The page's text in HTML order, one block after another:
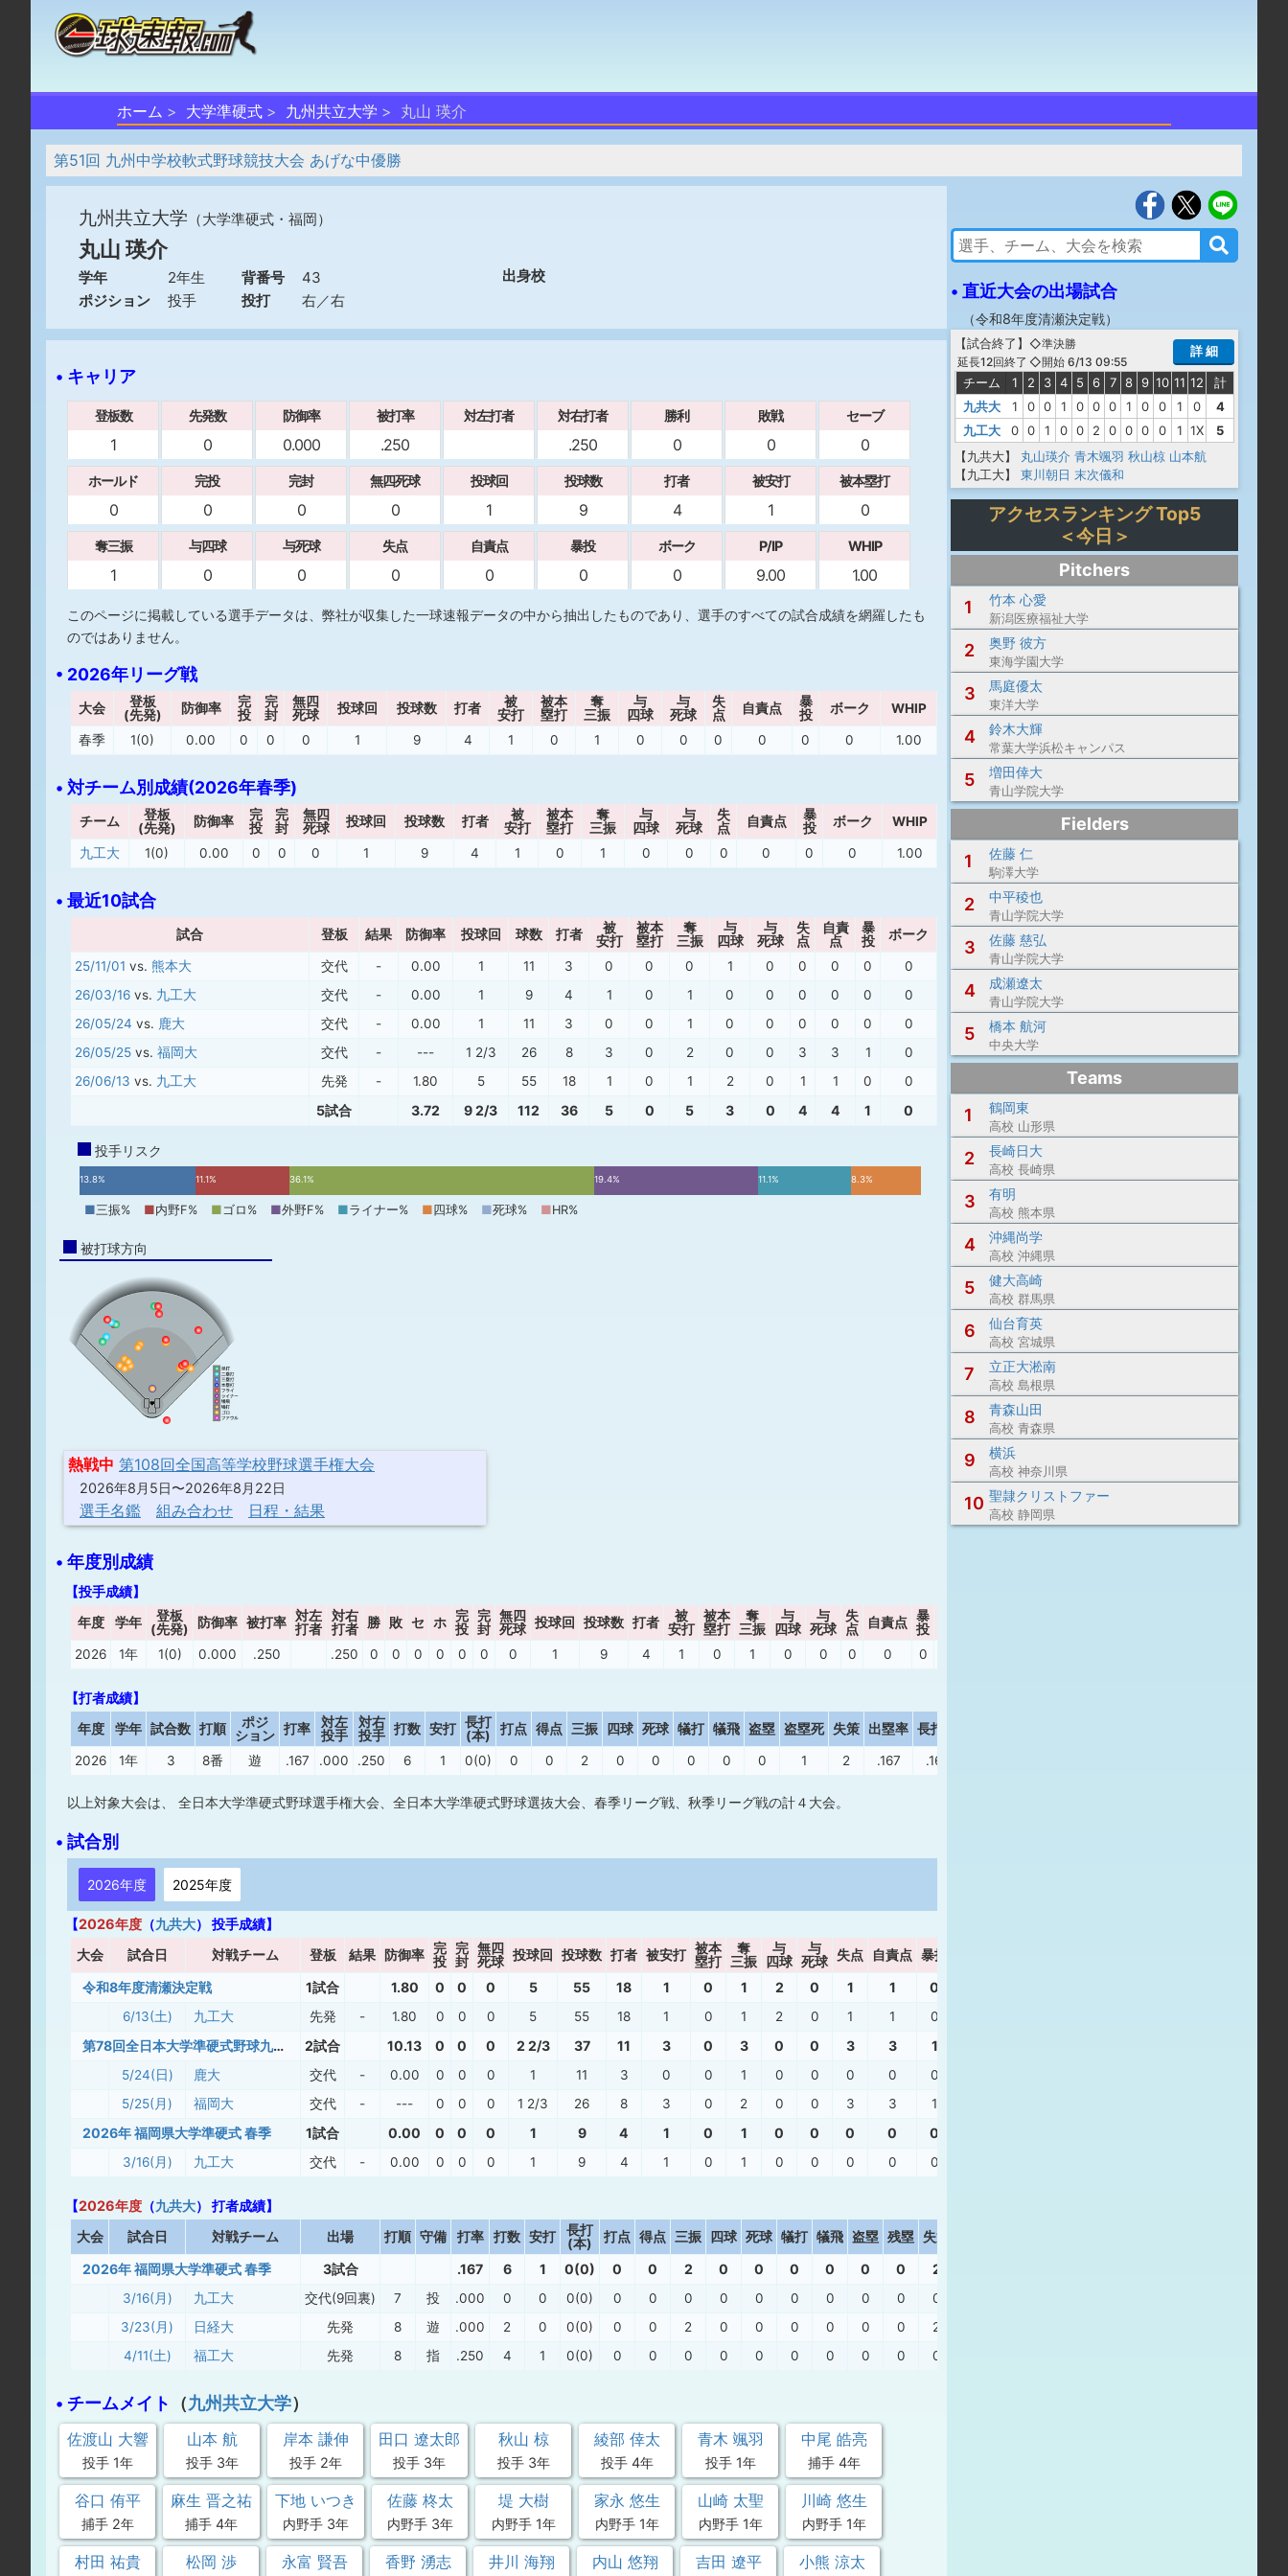
ホーム 大学準硬式 九州共立大学 丸山 瑛介
第51回 九州中学校軟式野球競技大会 あげな中優勝
九州共立大学 （大学準硬式・福岡）
丸山 瑛介
学年 2年生 背番号
43
ポジション
投手 投打 右／右
出身校
• キャリア
登板数
1
先発数
0
防御率
0.000
被打率
.250
対左打者 対右打者
.250
勝利
0
敗戦
0
セーブ
0
ホールド
0
完投
0
完封
0
無四死球
0
投球回
1
投球数
9
打者
4
被安打
1
被本塁打
0
奪三振
1
与四球
0
与死球
0
失点
0
自責点
0
暴投
0
ボーク
0
P/IP
9.00
WHIP
1.00
このページに掲載している選手データは、弊社が収集した一球速報データの中から抽出したものであり、選手のすべての試合成績を網羅したも
のではありません。
• 2026年リーグ戦
大会
登板
(先発)
防御率
完
投
完
封
無四
死球
投球回 投球数 打者
被
安打
被本
塁打
奪
三振
与
四球
与
死球
失
点
自責点
暴
投
ボーク WHIP
春季 1(0) 0.00 0 0 0 1 9 4 1 0 1 0 0 0 0 0 0 1.00
• 対チーム別成績(2026年春季)
チーム
登板
(先発)
防御率
完
投
完
封
無四
死球
投球回 投球数 打者
被
安打
被本
塁打
奪
三振
与
四球
与
死球
失
点
自責点
暴
投
ボーク WHIP
九工大 1(0) 0.00 0 0 0 1 9 4 1 0 1 0 0 0 0 0 0 1.00
• 最近10試合
試合 登板 結果 防御率 投球回 球数 打者
被
安打
被本
塁打
奪
三振
与
四球
与
死球
失
点
自責
点
暴
投
ボーク
25/11/01 vs. 熊本大 交代 - 0.00 1 11 3 0 0 0 1 0 0 0 0
0
26/03/16 vs. 九工大 交代 - 0.00 1 9 4 1 0 1 0 0 0 0 0
0
26/05/24 vs. 鹿大 交代 - 0.00 1 11 3 0 0 1 0 0 0 0 0
0
26/05/25 vs. 福岡大 交代 - --- 1 2/3 26 8 3 0 2 0 0 3 3 1
0
26/06/13 vs. 九工大 先発 - 1.80 5 55 18 1 0 1 2 0 1 1 0 0
5試合 3.72 9 2/3 112 36 5 0 5 3 0 4 4 1 0
投手リスク
13.8% 11.1% 36.1% 19.4% 11.1% 8.3%
■三振% ■内野F% ■ゴロ% ■外野F% ■ライナー% ■ 四球% ■死球% ■HR%
被打球方向
熱戦中 第108回全国高等学校野球選手権大会
2026年8月5日〜2026年8月22日
選手名鑑 組み合わせ 日程・結果
• 年度別成績
【投手成績】
年度 学年
登板
(先発)
防御率 被打率 対左
打者
対右
打者
勝 敗 セ ホ
完
投
完
封
無四
死球 投球回 投球数 打者
被
安打
被本
塁打
奪
三振
与
四球
与
死球
失
点
自責点 暴
投
2026 1年 1(0) 0.000 .250 .250 0 0 0 0 0 0 0 1 9 4 1 0 1 0 0 0 0 0
【打者成績】
年度 学年 試合数 打順
ポジ
ション 打率
対左
投手
対右
投手 打数 安打 長打
(本)
打点 得点 三振 四球 死球 犠打 犠飛 盗塁 盗塁死 失策 出塁率 長打率
2026 1年 3 8番 遊 .167 .000 .250 6 1 0(0) 0 0 2 0 0 0 0 0 1 2 .167 .167
以上対象大会は、 全日本大学準硬式野球選手権大会、全日本大学準硬式野球選抜大会、春季リーグ戦、秋季リーグ戦の計４大会。
• 試合別
2026年度 2025年度
【2026年度 （九共大） 投手成績】
大会 試合日 対戦チーム 登板 結果 防御率
完
投
完
封
無四
死球 投球回 投球数 打者 被安打 被本
塁打
奪
三振
与
四球
与
死球
失点 自責点 暴投
令和8年度清瀬決定戦 1試合 1.80 0 0 0 5 55 18 1 0 1 2 0 1 1 0
6/13(土) 九工大 先発 - 1.80 0 0 0 5 55 18 1 0 1 2 0 1 1 0
第78回全日本大学準硬式野球九州選手権大会 2試合 10.13 0 0 0 2 2/3 37 11 3 0 3 0 0 3 3 1
5/24(日) 鹿大 交代 - 0.00 0 0 0 1 11 3 0 0 1 0 0 0 0 0
5/25(月)
福岡大 交代 - --- 0 0 0 1 2/3 26 8 3 0 2 0 0 3 3 1
2026年 福岡県大学準硬式 春季 1試合 0.00 0 0 0 1 9 4 1 0 1 0 0 0 0 0
3/16(月) 九工大 交代 - 0.00 0 0 0 1 9 4 1 0 1 0 0 0 0 0
【2026年度 （九共大） 打者成績】
大会 試合日 対戦チーム 出場 打順 守備 打率 打数 安打
長打
(本)
打点 得点 三振 四球 死球 犠打 犠飛 盗塁 残塁 失策
2026年 福岡県大学準硬式 春季 3試合 .167 6 1 0(0) 0 0 2 0 0 0 0 0 0 2
3/16(月) 九工大 交代(9回裏) 7 投 .000 0 0 0(0) 0 0 0 0 0 0 0 0 0
0
3/23(月)
日経大 先発 8 遊 .000 2 0 0(0) 0 0 2 0 0 0 0 0 0 2
4/11(土)
福工大 先発 8 指 .250 4 1 0(0) 0 0 0 0 0 0 0 0 0 0
• チームメイト （九州共立大学）
佐渡山 大響
投手 1年
山本 航
投手 3年
岸本 謙伸
投手 2年
田口 遼太郎
投手 3年
秋山 椋
投手 3年
綾部 倖太
投手 4年
青木 颯羽
投手 1年
中尾 皓亮
捕手 4年
谷口 侑平
捕手 2年
麻生 晋之祐
捕手 4年
下地 いつき
内野手 3年
佐藤 柊太
内野手 3年
堤 大樹
内野手 1年
家永 悠生
内野手 1年
山崎 太聖
内野手 1年
川崎 悠生
内野手 1年
村田 祐貴 松岡 渉 永富 賢吾 香野 湧志 井川 海翔 内山 悠翔 吉田 遼平 小熊 涼太
• 直近大会の出場試合
（令和8年度清瀬決定戦）
【試合終了 】
延長12回終了
◇準決勝
◇開始 6/13 09:55
詳 細
チーム 1 2 3 4 5 6 7 8 9 10 11 12
計
九共大
1 0 0 1 0 0 0 1 0 0 1 0
4
九工大
0 0 1 0 0 2 0 0 0 0 1 1X
5
【九共大】
丸山瑛介 青木颯羽 秋山椋 山本航
【九工大】
東川朝日 末次儀和
アクセスランキング Top5
＜今日＞
Pitchers
1
竹本 心愛
新潟医療福祉大学
2 奥野 彼方
東海学園大学
3 馬庭優太
東洋大学
4 鈴木大輝
常葉大学浜松キャンパス
5 増田倖大
青山学院大学
Fielders
1
佐藤 仁
駒澤大学
2 中平稜也
青山学院大学
3 佐藤 慈弘
青山学院大学
4 成瀬遼太
青山学院大学
5 橋本 航河
中央大学
Teams
1
鶴岡東
高校 山形県
2 長崎日大
高校 長崎県
3 有明
高校 熊本県
4 沖縄尚学
高校 沖縄県
5 健大高崎
高校 群馬県
6 仙台育英
高校 宮城県
7 立正大淞南
高校 島根県
8 青森山田
高校 青森県
9 横浜
高校 神奈川県
10 聖隷クリストファー
高校 静岡県